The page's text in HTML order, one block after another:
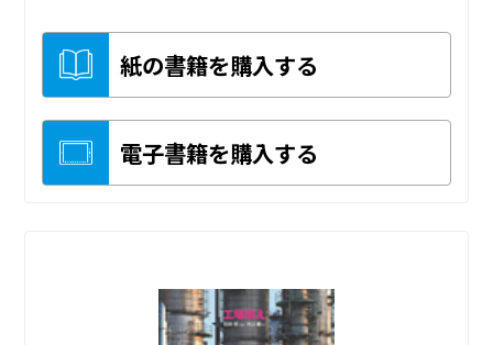
紙の書籍を購入する
電子書籍を購入する